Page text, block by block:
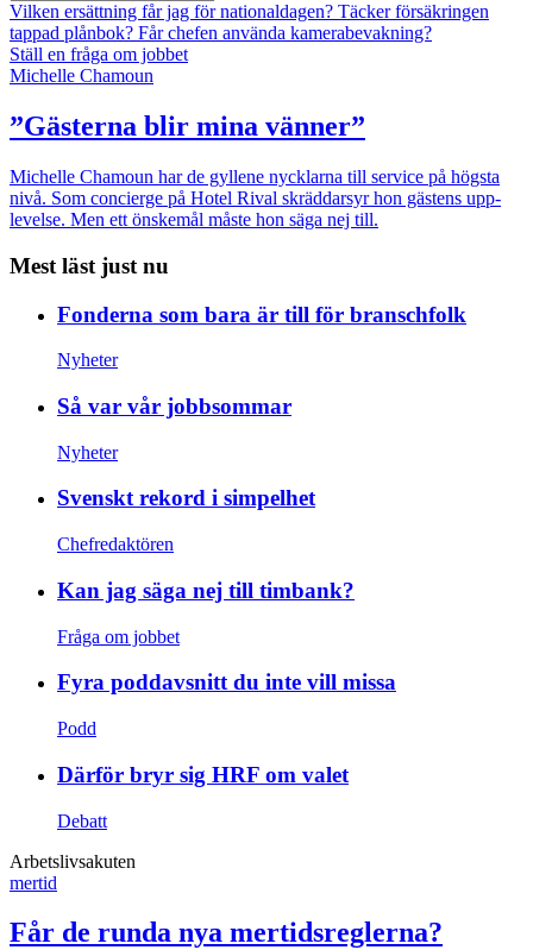
Vilken ersättning får jag för nationaldagen? Täcker försäkringen
tappad plånbok? Får chefen använda kamerabevakning?
Ställ en fråga om jobbet
Michelle Chamoun
”Gästerna blir mina vänner”
Michelle Chamoun har de gyllene nycklarna till service på högsta
nivå. Som concierge på Hotel Rival skräddarsyr hon gästens upp­
levelse. Men ett önskemål måste hon säga nej till.
Mest läst just nu
Fonderna som bara är till för branschfolk
Nyheter
Så var vår jobbsommar
Nyheter
Svenskt rekord i simpelhet
Chefredaktören
Kan jag säga nej till timbank?
Fråga om jobbet
Fyra poddavsnitt du inte vill missa
Podd
Därför bryr sig HRF om valet
Debatt
Arbetslivsakuten
mertid
Får de runda nya mertidsreglerna?